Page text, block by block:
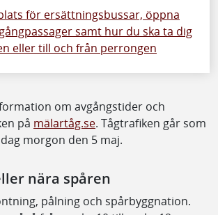
för ersättningsbussar, öppna
samt hur du ska ta dig
eller till och från perrongen
om avgångstider och
på mälartåg.se. Tågtrafiken går som
morgon den 5 maj.
nära spåren
pålning och spårbyggnation.